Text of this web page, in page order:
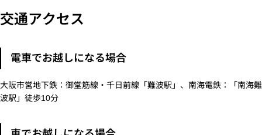
交通アクセス
電車でお越しになる場合
大阪市営地下鉄：御堂筋線・千日前線「難波駅」、南海電鉄：「南海難
波駅」徒歩10分